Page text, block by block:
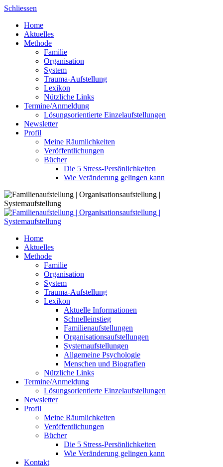
Skip
content
Schliessen
Home
Aktuelles
Methode
Familie
Organisation
System
Trauma-Aufstellung
Lexikon
Nützliche Links
Termine/Anmeldung
Lösungsorientierte Einzelaufstellungen
Newsletter
Profil
Meine Räumlichkeiten
Veröffentlichungen
Bücher
Die 5 Stress-Persönlichkeiten
Wie Veränderung gelingen kann
Home
Aktuelles
Methode
Familie
Organisation
System
Trauma-Aufstellung
Lexikon
Aktuelle Informationen
Schnelleinstieg
Familienaufstellungen
Organisationsaufstellungen
Systemaufstellungen
Allgemeine Psychologie
Menschen und Biografien
Nützliche Links
Termine/Anmeldung
Lösungsorientierte Einzelaufstellungen
Newsletter
Profil
Meine Räumlichkeiten
Veröffentlichungen
Bücher
Die 5 Stress-Persönlichkeiten
Wie Veränderung gelingen kann
Kontakt